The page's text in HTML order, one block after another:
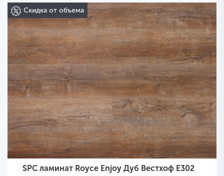
Скидка от объема
SPC ламинат Royce Enjoy Дуб Вестхоф Е302